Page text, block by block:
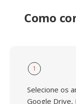
Como
1
Selecione os
Google Drive,